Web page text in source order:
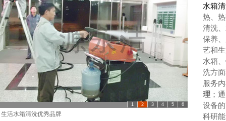
1 2 3 4 5 6
生活水箱清洗优秀品牌
水箱
热、
清洗
保养
艺和
水箱、
洗方
服务
理 ；
设备
科研